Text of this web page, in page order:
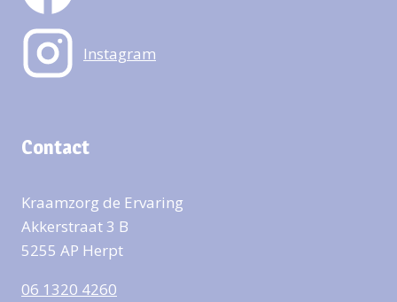
Instagram
Contact
Kraamzorg de Ervaring
Akkerstraat 3 B
5255 AP Herpt
06 1320 4260